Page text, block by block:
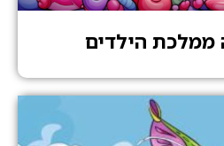
ממלכת הילדים